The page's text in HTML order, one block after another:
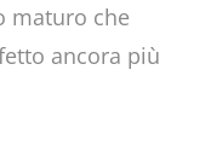
maturo che
ancora più